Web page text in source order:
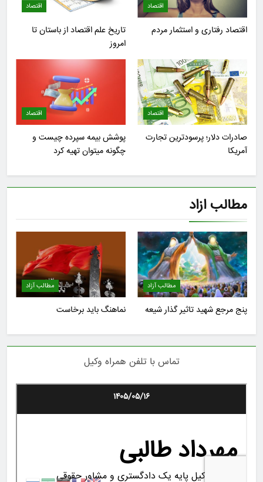
اقتصاد
اقتصاد رفتاری و استثمار مردم
اقتصاد
تاریخ علم اقتصاد از باستان تا
امروز
اقتصاد
صادرات دلار؛ پرسودترین تجارت
آمریکا
اقتصاد
پوشش بیمه سپرده چیست و
چگونه میتوان تهیه کرد
مطالب ازاد
مطالب آزاد
پنج مرجع شهید تاثیر گذار شیعه
مطالب آزاد
نماهنگ باید برخاست
تماس با تلفن همراه وکیل